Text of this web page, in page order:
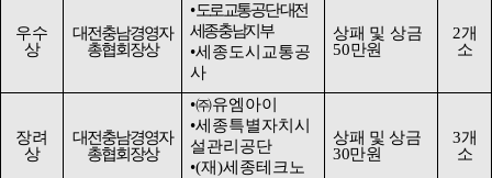
우수
상
대전충남경영자
총협회장상
•도로교통공단 대전
세종충남지부
•세종도시교통공
사
상패 및 상금
50만원
2개
소
장려
상
대전충남경영자
총협회장상
•㈜유엠아이
•세종특별자치시
설관리공단
•(재)세종테크노
상패 및 상금
30만원
3개
소